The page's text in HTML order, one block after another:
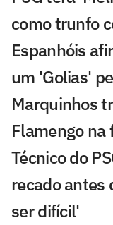
como trunfo
Espanhóis
um 'Golias'
Marquinhos
Flamengo
Técnico do
recado antes
ser difícil'